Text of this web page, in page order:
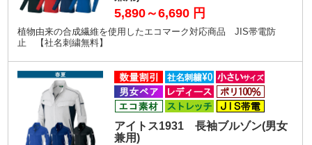
5,890～6,690 円
植物由来の合成繊維を使用したエコマーク対応商品 JIS帯電防
止 【社名刺繍無料】
アイトス1931 長袖ブルゾン(男女
兼用)